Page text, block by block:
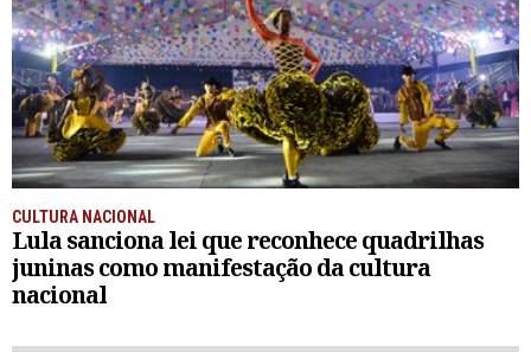
CULTURA NACIONAL
Lula sanciona lei que reconhece quadrilhas
juninas como manifestação da cultura
nacional